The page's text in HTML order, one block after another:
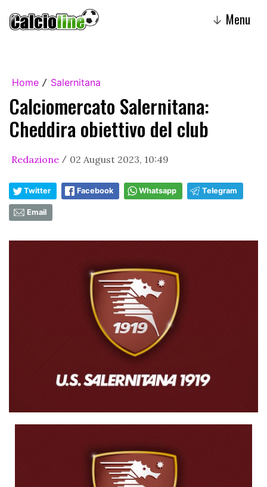
↓ Menu
Home / Salernitana
Calciomercato Salernitana:
Cheddira obiettivo del club
Redazione / 02 August 2023, 10:49
Twitter Facebook Whatsapp Telegram
Email